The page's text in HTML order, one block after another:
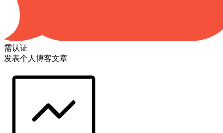
需认证
发表个人博客文章